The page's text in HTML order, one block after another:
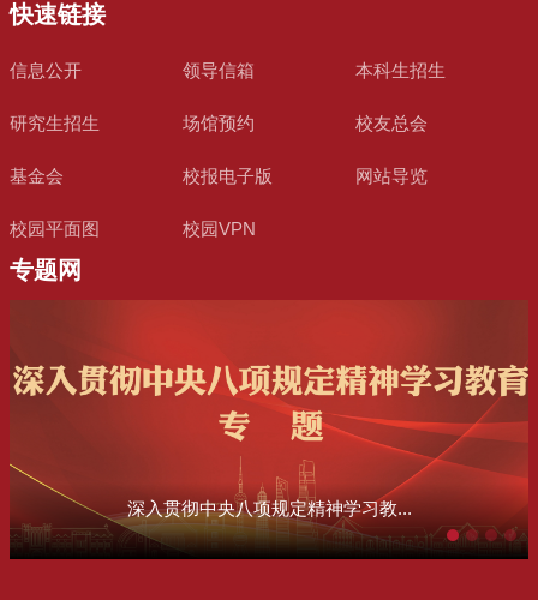
快速链接
信息公开 领导信箱 本科生招生
研究生招生 场馆预约 校友总会
基金会 校报电子版 网站导览
校园平面图 校园VPN
专题网
深入贯彻中央八项规定精神学习教...